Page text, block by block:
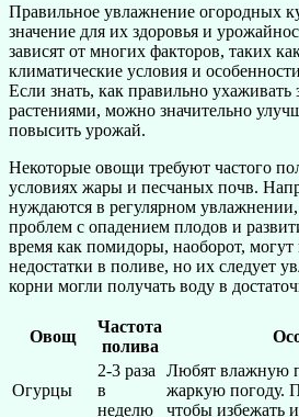
Правильное увлажнение огородных
значение для их здоровья и
зависят от многих факторов, таких
климатические условия и
Если знать, как правильно ухаживать
растениями, можно значительно
повысить урожай.
Некоторые овощи требуют частого
условиях жары и песчаных почв.
нуждаются в регулярном
проблем с опадением плодов и
время как помидоры, наоборот,
недостатки в поливе, но их следует
корни могли получать воду в
Овощ
Частота
полива
Огурцы
2-3 раза
в
неделю
Любят влажную
жаркую погоду.
чтобы избежать